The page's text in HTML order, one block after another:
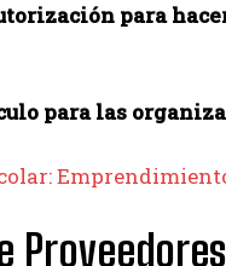
para
para las